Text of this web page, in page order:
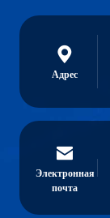
Адрес
Электронная
почта